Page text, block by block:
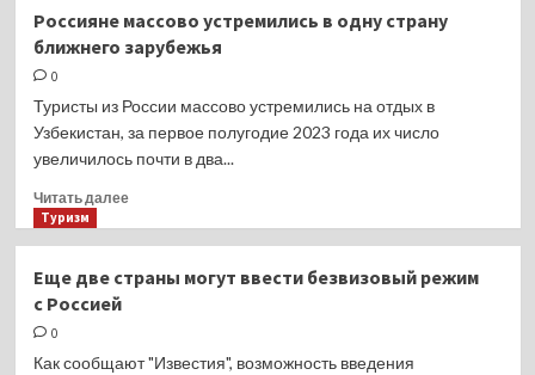
самолет
застрял
из-
снегопада
Россияне массово устремились в одну страну
ближнего зарубежья
0
Туристы из России массово устремились на отдых в
Узбекистан, за первое полугодие 2023 года их число
увеличилось почти в два...
Читать далееПрочитать
массово
страну
Туризм
Еще две страны могут ввести безвизовый режим
с Россией
0
Как сообщают "Известия", возможность введения